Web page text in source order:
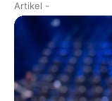
Artikel -